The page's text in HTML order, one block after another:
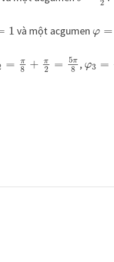
2
1 và một acgumen φ =
= π
8 + π
2 = 5π
8 , φ3 =